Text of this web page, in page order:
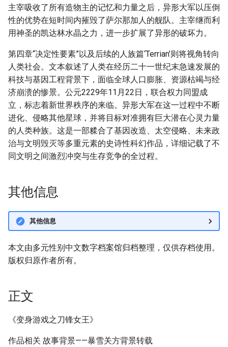
主宰吸收了所有造物主的记忆和力量之后，异形大军以压倒
性的优势在短时间内摧毁了萨尔那加人的舰队。主宰继而利
用神圣的凯达林水晶之力，进一步扩展了异形的破坏力。
第四章“决定性要素”以及后续的人族篇‘Terrian’则将视角转向
人类社会。文本叙述了人类在经历二十一世纪末急速发展的
科技与基因工程背景下，面临全球人口膨胀、资源枯竭与经
济崩溃的惨景。公元2229年11月22日，联合权力同盟成
立，标志着新世界秩序的来临。异形大军在这一过程中不断
进化、侵略其他星球，并将目标对准拥有巨大潜在心灵力量
的人类种族。这是一部糅合了基因改造、太空侵略、未来政
治与文明毁灭等多重元素的史诗性科幻作品，详细记载了不
同文明之间激烈冲突与生存竞争的全过程。
其他信息
其他信息
本文由多元性别中文数字档案馆归档整理，仅供存档使用。
版权归原作者所有。
正文
《变身游戏之刀锋女王》
作品相关 故事背景——暴雪关方背景转载